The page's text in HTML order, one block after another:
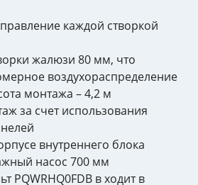
каждой створкой
жалюзи 80 мм, что
воздухораспределение
монтажа – 4,2 м
за счет использования
внутреннего блока
насос 700 мм
PQWRHQ0FDB в ходит в